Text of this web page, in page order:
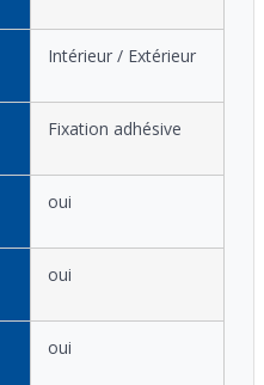
Intérieur / Extérieur
Fixation adhésive
oui
oui
oui